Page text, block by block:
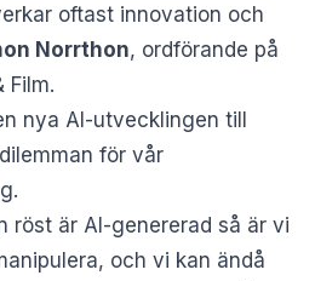
oftast innovation och
Norrthon, ordförande på
Film.
nya AI-utvecklingen till
för vår
röst är AI-genererad så är vi
och vi kan ändå